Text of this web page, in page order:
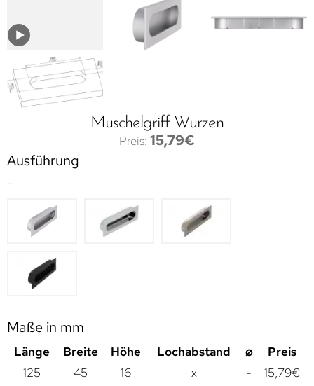
Muschelgriff Wurzen
15,79€
Ausführung
-
Maße in mm
Länge Breite Höhe Lochabstand ⌀
Preis
125
45 16 x - 15,79€